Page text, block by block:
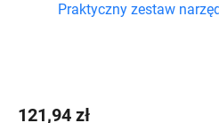
Praktyczny zestaw
121,94 zł